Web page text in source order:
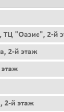
ТЦ "Оазис", 2-й
2-й этаж
этаж
2-й этаж